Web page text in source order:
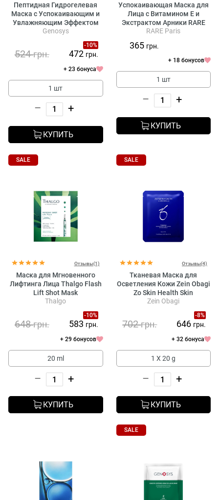
Пептидная Гидрогелевая
Маска с Успокаивающим и
Увлажняющим Эффектом
Genosys Pepetide Gel Mask
Genosys
-10%
524грн. 472 грн.
+ 23 бонуса
1 шт
– +
КУПИТЬ
Успокаивающая Маска для
Лица с Витамином Е и
Экстрактом Арники RARE
Paris Tresor Solaire
Mask
RARE Paris
365 грн.
+ 18 бонусов
1 шт
– +
КУПИТЬ
SALE
Отзывы(1)
Маска для Мгновенного
Лифтинга Лица Thalgo Flash
Lift Shot Mask
Thalgo
-10%
648грн. 583 грн.
+ 29 бонусов
20 ml
– +
КУПИТЬ
SALE
Отзывы(4)
Тканевая Маска для
Осветления Кожи Zein Obagi
Zo Skin Health Skin
Brightening Sheet Mask
Zein Obagi
-8%
702грн. 646 грн.
+ 32 бонуса
1 Х 20 g
– +
КУПИТЬ
SALE